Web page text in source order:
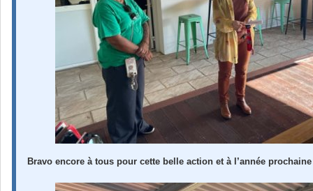
Bravo encore à tous pour cette belle action et à l’année